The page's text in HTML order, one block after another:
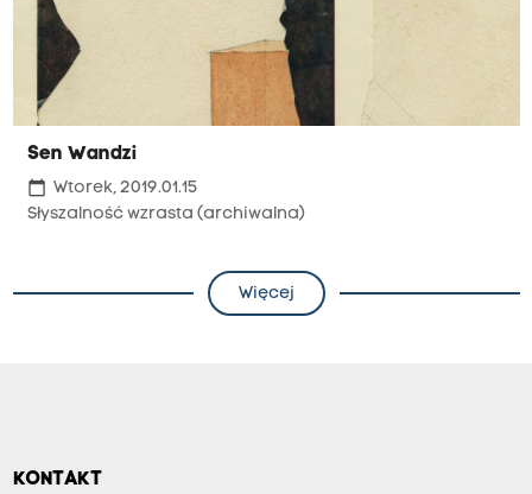
Sen Wandzi
calendar_today Wtorek, 2019.01.15
Słyszalność wzrasta (archiwalna)
Więcej
KONTAKT